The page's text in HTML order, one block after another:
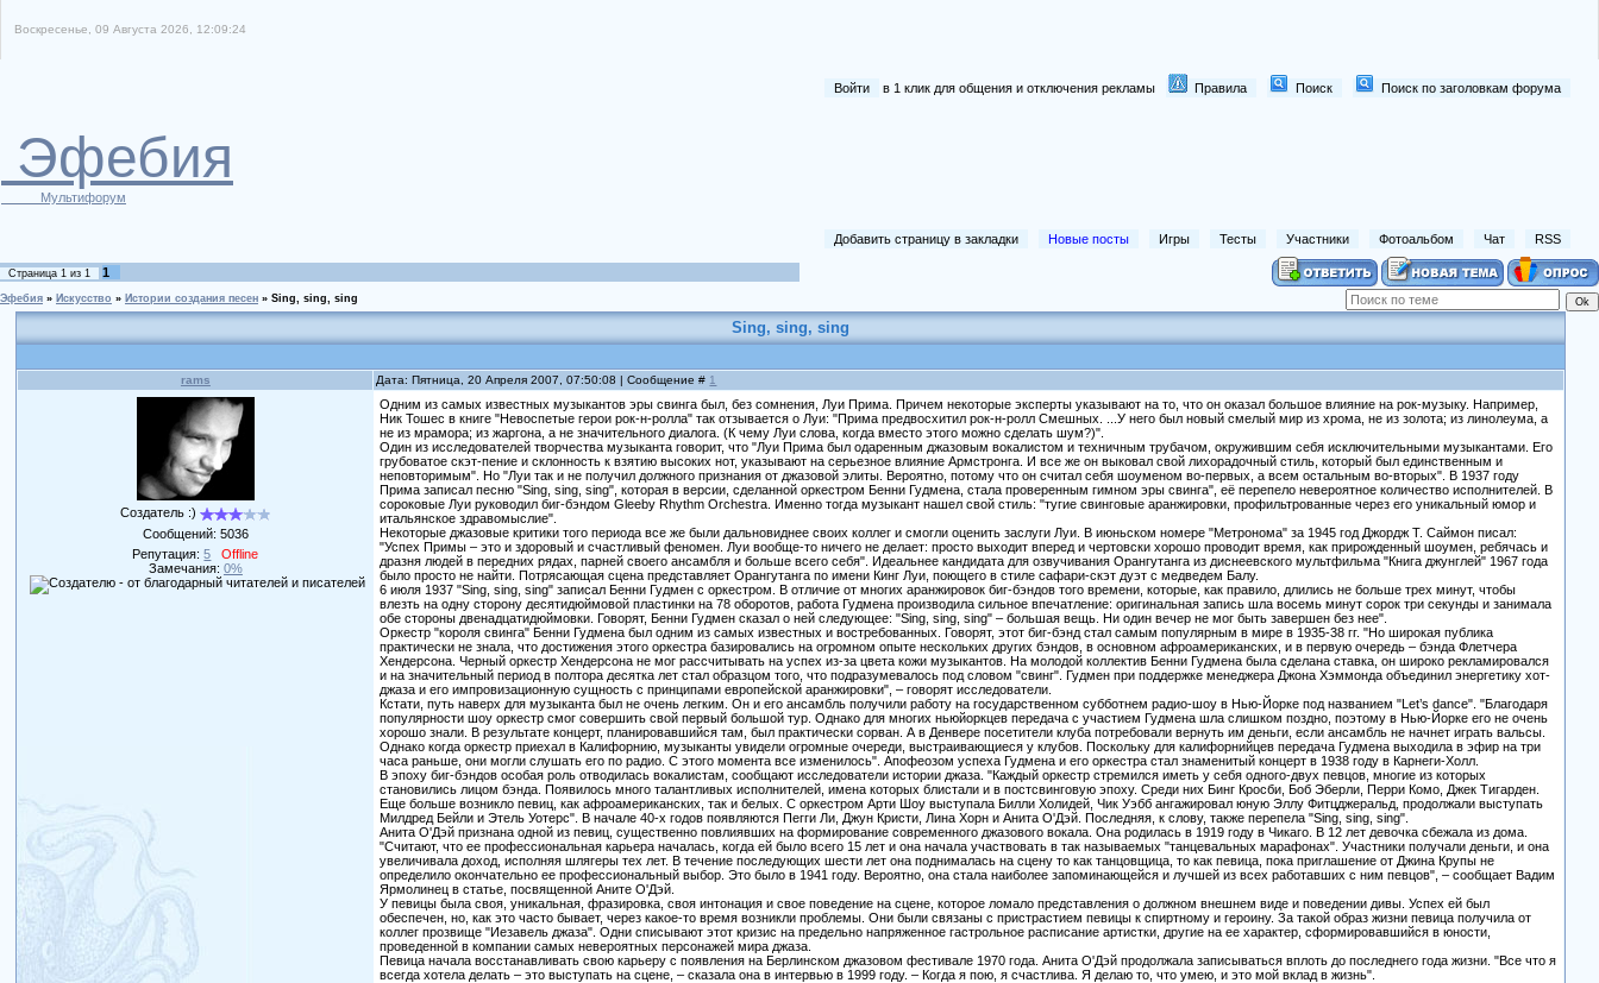
Воскресенье, 09 Августа 2026, 12:09:24
Войти в 1 клик для общения и отключения рекламы Правила Поиск Поиск по заголовкам форума
Эфебия
Мультифорум
Добавить страницу в закладки Новые посты Игры Тесты Участники Фотоальбом Чат RSS
Страница 1 из 1 1
Эфебия » Искусство » Истории создания песен » Sing, sing, sing
Sing, sing, sing
rams Дата: Пятница, 20 Апреля 2007, 07:50:08 | Сообщение # 1
Создатель :)
Сообщений: 5036
Репутация:5
Offline
Замечания: 0%
Одним из самых известных музыкантов эры свинга был, без сомнения, Луи Прима. Причем некоторые эксперты указывают на то, что он оказал большое влияние на рок-музыку. Например,
Ник Тошес в книге "Невоспетые герои рок-н-ролла" так отзывается о Луи: "Прима предвосхитил рок-н-ролл Смешных. ...У него был новый смелый мир из хрома, не из золота; из линолеума, а
не из мрамора; из жаргона, а не значительного диалога. (К чему Луи слова, когда вместо этого можно сделать шум?)".
Один из исследователей творчества музыканта говорит, что "Луи Прима был одаренным джазовым вокалистом и техничным трубачом, окружившим себя исключительными музыкантами. Его
грубоватое скэт-пение и склонность к взятию высоких нот, указывают на серьезное влияние Армстронга. И все же он выковал свой лихорадочный стиль, который был единственным и
неповторимым". Но "Луи так и не получил должного признания от джазовой элиты. Вероятно, потому что он считал себя шоуменом во-первых, а всем остальным во-вторых". В 1937 году
Прима записал песню "Sing, sing, sing", которая в версии, сделанной оркестром Бенни Гудмена, стала проверенным гимном эры свинга", её перепело невероятное количество исполнителей. В
сороковые Луи руководил биг-бэндом Gleeby Rhythm Orchestra. Именно тогда музыкант нашел свой стиль: "тугие свинговые аранжировки, профильтрованные через его уникальный юмор и
итальянское здравомыслие".
Некоторые джазовые критики того периода все же были дальновиднее своих коллег и смогли оценить заслуги Луи. В июньском номере "Метронома" за 1945 год Джордж Т. Саймон писал:
"Успех Примы – это и здоровый и счастливый феномен. Луи вообще-то ничего не делает: просто выходит вперед и чертовски хорошо проводит время, как прирожденный шоумен, ребячась и
дразня людей в передних рядах, парней своего ансамбля и больше всего себя". Идеальнее кандидата для озвучивания Орангутанга из диснеевского мультфильма "Книга джунглей" 1967 года
было просто не найти. Потрясающая сцена представляет Орангутанга по имени Кинг Луи, поющего в стиле сафари-скэт дуэт с медведем Балу.
6 июля 1937 "Sing, sing, sing" записал Бенни Гудмен с оркестром. В отличие от многих аранжировок биг-бэндов того времени, которые, как правило, длились не больше трех минут, чтобы
влезть на одну сторону десятидюймовой пластинки на 78 оборотов, работа Гудмена производила сильное впечатление: оригинальная запись шла восемь минут сорок три секунды и занимала
обе стороны двенадцатидюймовки. Говорят, Бенни Гудмен сказал о ней следующее: "Sing, sing, sing" – большая вещь. Ни один вечер не мог быть завершен без нее".
Оркестр "короля свинга" Бенни Гудмена был одним из самых известных и востребованных. Говорят, этот биг-бэнд стал самым популярным в мире в 1935-38 гг. "Но широкая публика
практически не знала, что достижения этого оркестра базировались на огромном опыте нескольких других бэндов, в основном афроамериканских, и в первую очередь – бэнда Флетчера
Хендерсона. Черный оркестр Хендерсона не мог рассчитывать на успех из-за цвета кожи музыкантов. На молодой коллектив Бенни Гудмена была сделана ставка, он широко рекламировался
и на значительный период в полтора десятка лет стал образцом того, что подразумевалось под словом "свинг". Гудмен при поддержке менеджера Джона Хэммонда объединил энергетику хот-
джаза и его импровизационную сущность с принципами европейской аранжировки", – говорят исследователи.
Кстати, путь наверх для музыканта был не очень легким. Он и его ансамбль получили работу на государственном субботнем радио-шоу в Нью-Йорке под названием "Let’s dance". "Благодаря
популярности шоу оркестр смог совершить свой первый большой тур. Однако для многих ньюйоркцев передача с участием Гудмена шла слишком поздно, поэтому в Нью-Йорке его не очень
хорошо знали. В результате концерт, планировавшийся там, был практически сорван. А в Денвере посетители клуба потребовали вернуть им деньги, если ансамбль не начнет играть вальсы.
Однако когда оркестр приехал в Калифорнию, музыканты увидели огромные очереди, выстраивающиеся у клубов. Поскольку для калифорнийцев передача Гудмена выходила в эфир на три
часа раньше, они могли слушать его по радио. С этого момента все изменилось". Апофеозом успеха Гудмена и его оркестра стал знаменитый концерт в 1938 году в Карнеги-Холл.
В эпоху биг-бэндов особая роль отводилась вокалистам, сообщают исследователи истории джаза. "Каждый оркестр стремился иметь у себя одного-двух певцов, многие из которых
становились лицом бэнда. Появилось много талантливых исполнителей, имена которых блистали и в постсвинговую эпоху. Среди них Бинг Кросби, Боб Эберли, Перри Комо, Джек Тигарден.
Еще больше возникло певиц, как афроамериканских, так и белых. С оркестром Арти Шоу выступала Билли Холидей, Чик Уэбб ангажировал юную Эллу Фитцджеральд, продолжали выступать
Милдред Бейли и Этель Уотерс". В начале 40-х годов появляются Пегги Ли, Джун Кристи, Лина Хорн и Анита О'Дэй. Последняя, к слову, также перепела "Sing, sing, sing".
Анита О'Дэй признана одной из певиц, существенно повлиявших на формирование современного джазового вокала. Она родилась в 1919 году в Чикаго. В 12 лет девочка сбежала из дома.
"Считают, что ее профессиональная карьера началась, когда ей было всего 15 лет и она начала участвовать в так называемых "танцевальных марафонах". Участники получали деньги, и она
увеличивала доход, исполняя шлягеры тех лет. В течение последующих шести лет она поднималась на сцену то как танцовщица, то как певица, пока приглашение от Джина Крупы не
определило окончательно ее профессиональный выбор. Это было в 1941 году. Вероятно, она стала наиболее запоминающейся и лучшей из всех работавших с ним певцов", – сообщает Вадим
Ярмолинец в статье, посвященной Аните О'Дэй.
У певицы была своя, уникальная, фразировка, своя интонация и свое поведение на сцене, которое ломало представления о должном внешнем виде и поведении дивы. Успех ей был
обеспечен, но, как это часто бывает, через какое-то время возникли проблемы. Они были связаны с пристрастием певицы к спиртному и героину. За такой образ жизни певица получила от
коллег прозвище "Иезавель джаза". Одни списывают этот кризис на предельно напряженное гастрольное расписание артистки, другие на ее характер, сформировавшийся в юности,
проведенной в компании самых невероятных персонажей мира джаза.
Певица начала восстанавливать свою карьеру с появления на Берлинском джазовом фестивале 1970 года. Анита О'Дэй продолжала записываться вплоть до последнего года жизни. "Все что я
всегда хотела делать – это выступать на сцене, – сказала она в интервью в 1999 году. – Когда я пою, я счастлива. Я делаю то, что умею, и это мой вклад в жизнь".